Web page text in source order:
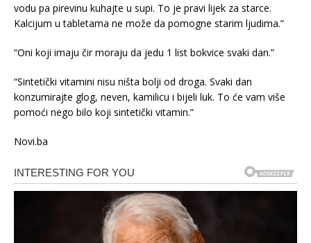
vodu pa pirevinu kuhajte u supi. To je pravi lijek za starce.
Kalcijum u tabletama ne može da pomogne starim ljudima.”
“Oni koji imaju čir moraju da jedu 1 list bokvice svaki dan.”
“Sintetički vitamini nisu ništa bolji od droga. Svaki dan
konzumirajte glog, neven, kamilicu i bijeli luk. To će vam više
pomoći nego bilo koji sintetički vitamin.”
Novi.ba